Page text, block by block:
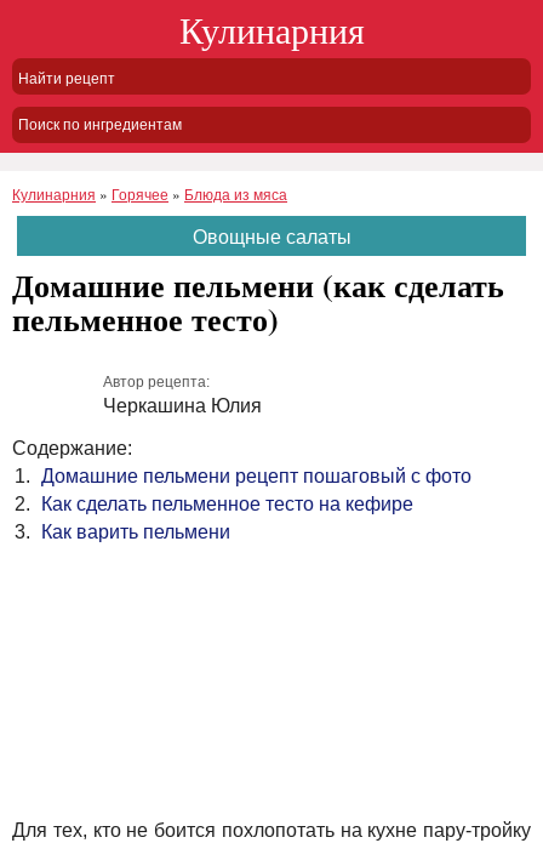
Кулинарния
Поиск по ингредиентам
Кулинарния » Горячее » Блюда из мяса
Овощные салаты
Домашние пельмени (как сделать
пельменное тесто)
Автор рецепта:
Черкашина Юлия
Содержание:
Домашние пельмени рецепт пошаговый с фото
Как сделать пельменное тесто на кефире
Как варить пельмени
Для тех, кто не боится похлопотать на кухне пару-тройку